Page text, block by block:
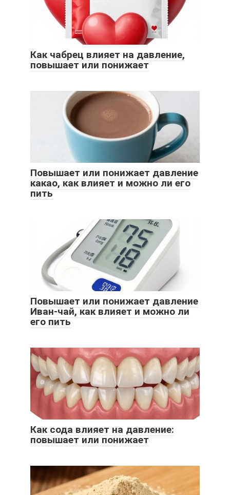
Как чабрец влияет на давление,
повышает или понижает
Повышает или понижает давление
какао, как влияет и можно ли его
пить
Повышает или понижает давление
Иван-чай, как влияет и можно ли
его пить
Как сода влияет на давление:
повышает или понижает